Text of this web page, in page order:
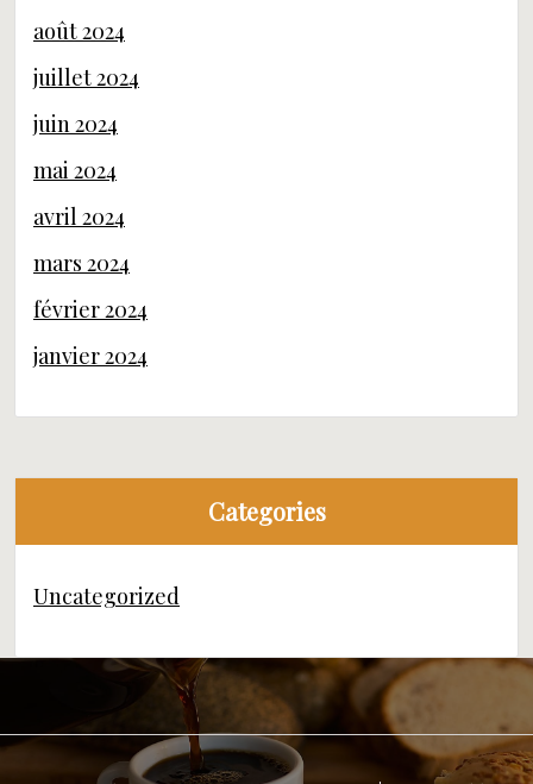
août 2024
juillet 2024
juin 2024
mai 2024
avril 2024
mars 2024
février 2024
janvier 2024
Categories
Uncategorized